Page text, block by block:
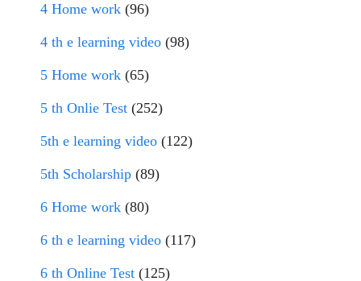
4 Home work (96)
4 th e learning video (98)
5 Home work (65)
5 th Onlie Test (252)
5th e learning video (122)
5th Scholarship (89)
6 Home work (80)
6 th e learning video (117)
6 th Online Test (125)